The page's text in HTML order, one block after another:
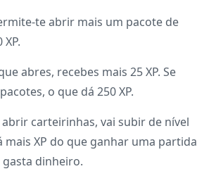
te abrir mais um pacote de
abres, recebes mais 25 XP. Se
o que dá 250 XP.
carteirinhas, vai subir de nível
XP do que ganhar uma partida
dinheiro.